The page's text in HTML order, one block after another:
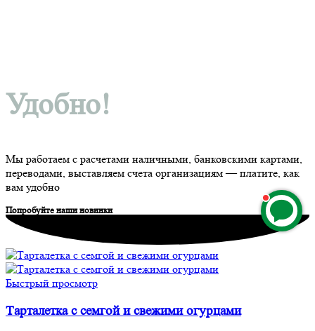
Удобно!
Мы работаем с расчетами наличными, банковскими картами,
переводами, выставляем счета организациям — платите, как
вам удобно
Попробуйте наши новинки
Быстрый просмотр
Тарталетка с семгой и свежими огурцами